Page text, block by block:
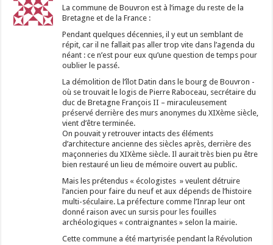
La commune de Bouvron est à l’image du reste de la
Bretagne et de la France :
Pendant quelques décennies, il y eut un semblant de
répit, car il ne fallait pas aller trop vite dans l’agenda du
néant : ce n’est pour eux qu’une question de temps pour
oublier le passé.
La démolition de l’îlot Datin dans le bourg de Bouvron -
où se trouvait le logis de Pierre Raboceau, secrétaire du
duc de Bretagne François II – miraculeusement
préservé derrière des murs anonymes du XIXème siècle,
vient d’être terminée.
On pouvait y retrouver intacts des éléments
d’architecture ancienne des siècles après, derrière des
maçonneries du XIXème siècle. Il aurait très bien pu être
bien restauré un lieu de mémoire ouvert au public.
Mais les prétendus « écologistes » veulent détruire
l’ancien pour faire du neuf et aux dépends de l’histoire
multi-séculaire. La préfecture comme l’Inrap leur ont
donné raison avec un sursis pour les fouilles
archéologiques « contraignantes » selon la mairie.
Cette commune a été martyrisée pendant la Révolution